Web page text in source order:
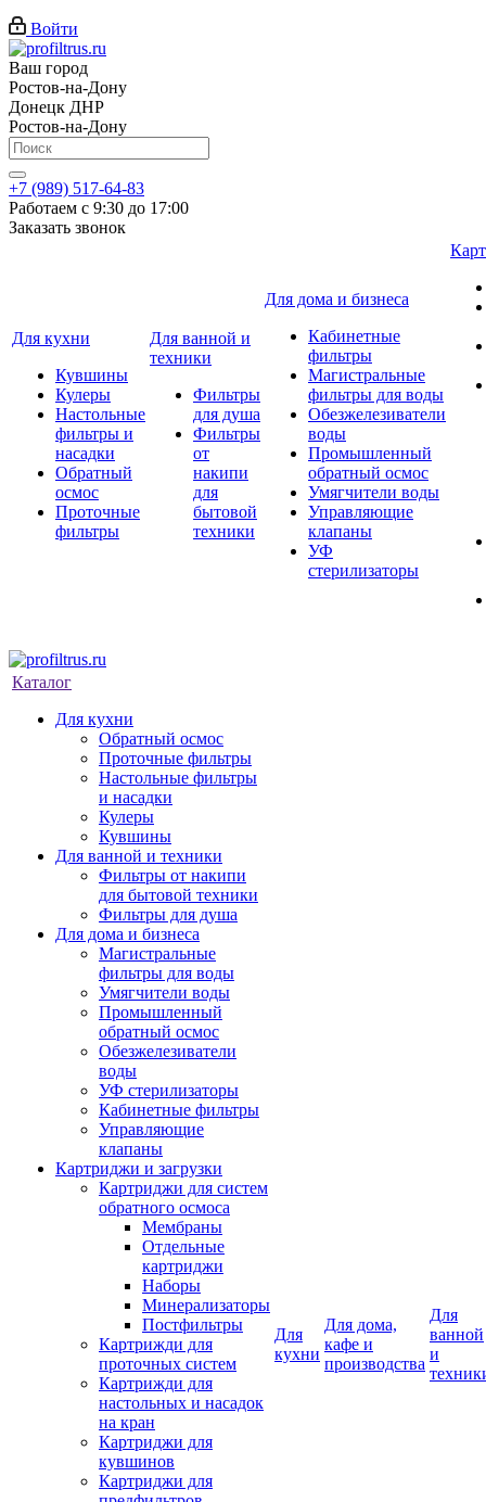
Войти
Ваш город
Ростов-на-Дону
Донецк ДНР
Ростов-на-Дону
+7 (989) 517-64-83
Работаем с 9:30 до 17:00
Заказать звонок
Для кухни
Кувшины
Кулеры
Настольные
фильтры и
насадки
Обратный
осмос
Проточные
фильтры
Для ванной и
техники
Фильтры
для душа
Фильтры
от
накипи
для
бытовой
техники
Для дома и бизнеса
Кабинетные
фильтры
Магистральные
фильтры для воды
Обезжелезиватели
воды
Промышленный
обратный осмос
Умягчители воды
Управляющие
клапаны
УФ
стерилизаторы
Каталог
Для кухни
Обратный осмос
Проточные фильтры
Настольные фильтры
и насадки
Кулеры
Кувшины
Для ванной и техники
Фильтры от накипи
для бытовой техники
Фильтры для душа
Для дома и бизнеса
Магистральные
фильтры для воды
Умягчители воды
Промышленный
обратный осмос
Обезжелезиватели
воды
УФ стерилизаторы
Кабинетные фильтры
Управляющие
клапаны
Картриджи и загрузки
Картриджи для систем
обратного осмоса
Мембраны
Отдельные
картриджи
Наборы
Минерализаторы
Постфильтры
Картрижди для
проточных систем
Картрижди для
настольных и насадок
на кран
Картриджи для
кувшинов
Картриджи для
Для
кухни
Для дома,
кафе и
производства
Для
ванной
и